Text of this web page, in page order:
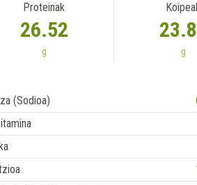
Proteinak
26.52
g g
(Sodioa)